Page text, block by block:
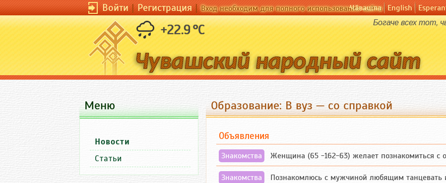
Войти|Регистрация|Вход необходим для полного использования сайта
Чӑвашла English
+22.9 °C Богаче всех тот,
Образование: В вуз — со справкой
Объявления
Знакомства Женщина (65 -162-63) желает познакомиться с
Знакомства Познакомлюсь с мужчиной любящим танцевать и
Меню
Новости
Статьи